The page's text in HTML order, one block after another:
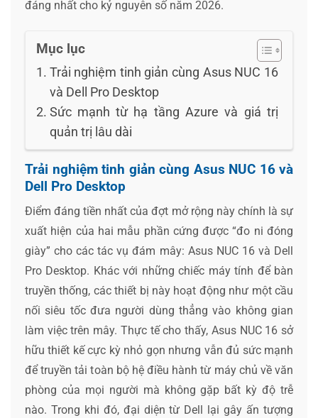
đáng nhất cho kỷ nguyên số năm 2026.
Mục lục
Trải nghiệm tinh giản cùng Asus NUC 16
và Dell Pro Desktop
Sức mạnh từ hạ tầng Azure và giá trị
quản trị lâu dài
Trải nghiệm tinh giản cùng Asus NUC 16 và
Dell Pro Desktop
Điểm đáng tiền nhất của đợt mở rộng này chính là sự
xuất hiện của hai mẫu phần cứng được “đo ni đóng
giày” cho các tác vụ đám mây: Asus NUC 16 và Dell
Pro Desktop. Khác với những chiếc máy tính để bàn
truyền thống, các thiết bị này hoạt động như một cầu
nối siêu tốc đưa người dùng thẳng vào không gian
làm việc trên mây. Thực tế cho thấy, Asus NUC 16 sở
hữu thiết kế cực kỳ nhỏ gọn nhưng vẫn đủ sức mạnh
để truyền tải toàn bộ hệ điều hành từ máy chủ về văn
phòng của mọi người mà không gặp bất kỳ độ trễ
nào. Trong khi đó, đại diện từ Dell lại gây ấn tượng